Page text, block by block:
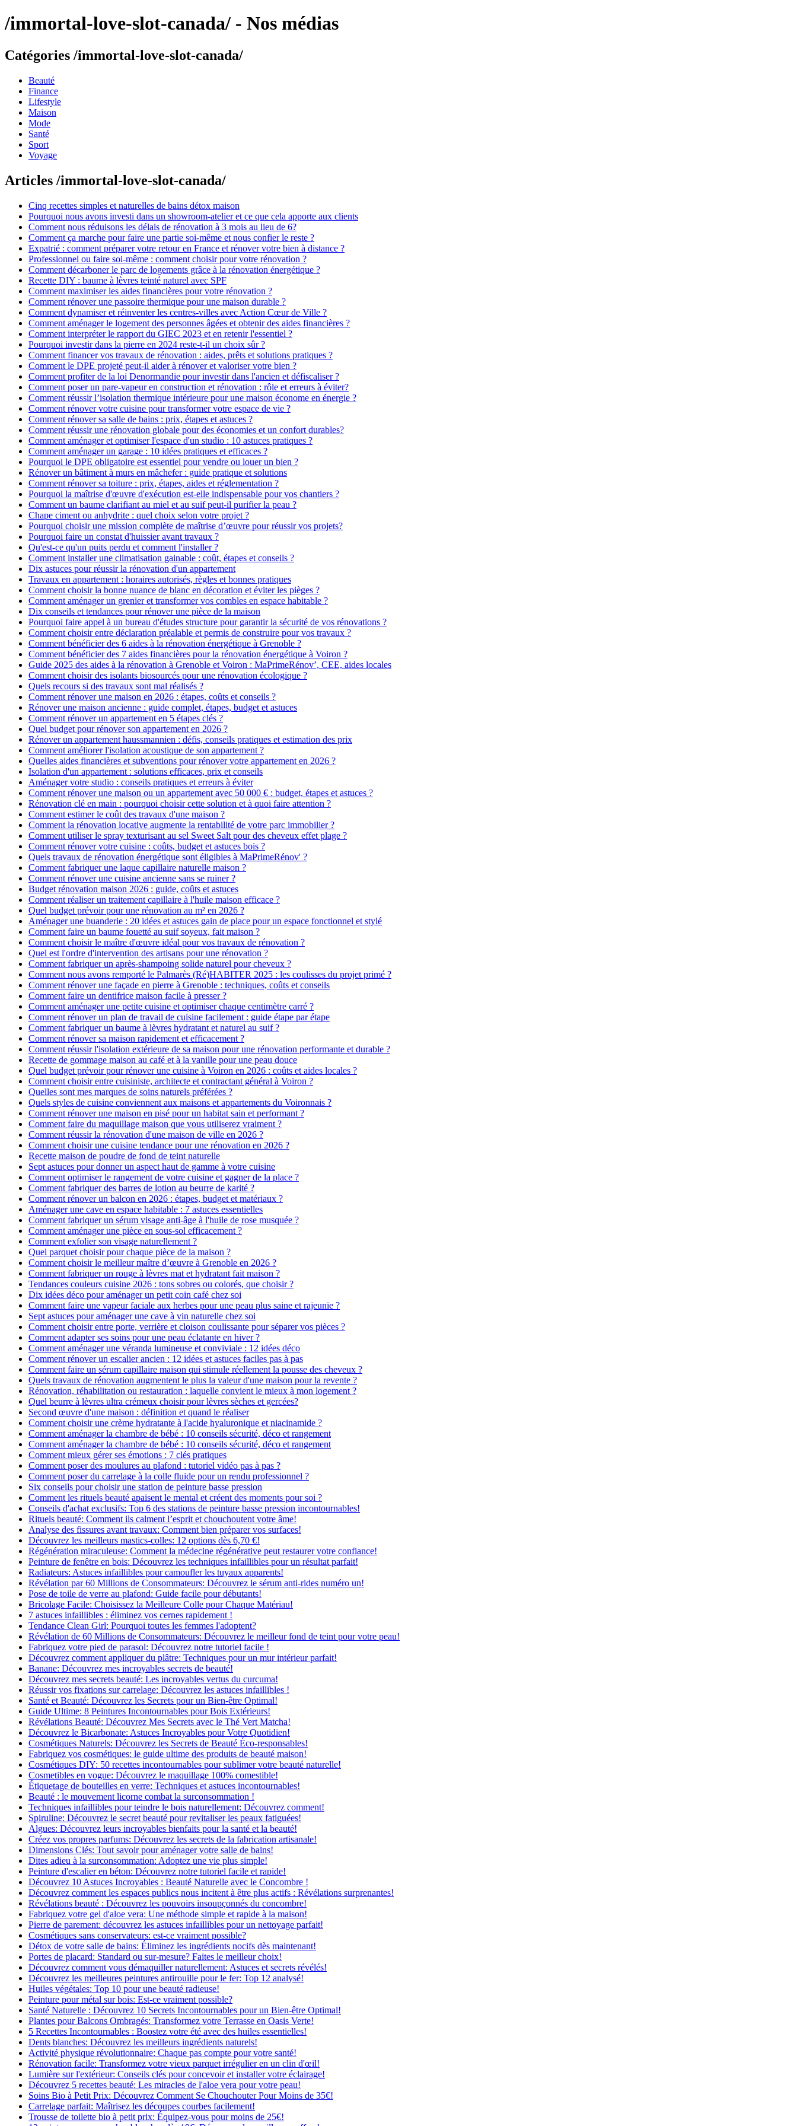
/immortal-love-slot-canada/ - Nos médias
Catégories /immortal-love-slot-canada/
Beauté
Finance
Lifestyle
Maison
Mode
Santé
Sport
Voyage
Articles /immortal-love-slot-canada/
Cinq recettes simples et naturelles de bains détox maison
Pourquoi nous avons investi dans un showroom-atelier et ce que cela apporte aux clients
Comment nous réduisons les délais de rénovation à 3 mois au lieu de 6?
Comment ça marche pour faire une partie soi-même et nous confier le reste ?
Expatrié : comment préparer votre retour en France et rénover votre bien à distance ?
Professionnel ou faire soi-même : comment choisir pour votre rénovation ?
Comment décarboner le parc de logements grâce à la rénovation énergétique ?
Recette DIY : baume à lèvres teinté naturel avec SPF
Comment maximiser les aides financières pour votre rénovation ?
Comment rénover une passoire thermique pour une maison durable ?
Comment dynamiser et réinventer les centres-villes avec Action Cœur de Ville ?
Comment aménager le logement des personnes âgées et obtenir des aides financières ?
Comment interpréter le rapport du GIEC 2023 et en retenir l'essentiel ?
Pourquoi investir dans la pierre en 2024 reste-t-il un choix sûr ?
Comment financer vos travaux de rénovation : aides, prêts et solutions pratiques ?
Comment le DPE projeté peut-il aider à rénover et valoriser votre bien ?
Comment profiter de la loi Denormandie pour investir dans l'ancien et défiscaliser ?
Comment poser un pare-vapeur en construction et rénovation : rôle et erreurs à éviter?
Comment réussir l’isolation thermique intérieure pour une maison économe en énergie ?
Comment rénover votre cuisine pour transformer votre espace de vie ?
Comment rénover sa salle de bains : prix, étapes et astuces ?
Comment réussir une rénovation globale pour des économies et un confort durables?
Comment aménager et optimiser l'espace d'un studio : 10 astuces pratiques ?
Comment aménager un garage : 10 idées pratiques et efficaces ?
Pourquoi le DPE obligatoire est essentiel pour vendre ou louer un bien ?
Rénover un bâtiment à murs en mâchefer : guide pratique et solutions
Comment rénover sa toiture : prix, étapes, aides et réglementation ?
Pourquoi la maîtrise d'œuvre d'exécution est-elle indispensable pour vos chantiers ?
Comment un baume clarifiant au miel et au suif peut-il purifier la peau ?
Chape ciment ou anhydrite : quel choix selon votre projet ?
Pourquoi choisir une mission complète de maîtrise d’œuvre pour réussir vos projets?
Pourquoi faire un constat d'huissier avant travaux ?
Qu'est-ce qu'un puits perdu et comment l'installer ?
Comment installer une climatisation gainable : coût, étapes et conseils ?
Dix astuces pour réussir la rénovation d'un appartement
Travaux en appartement : horaires autorisés, règles et bonnes pratiques
Comment choisir la bonne nuance de blanc en décoration et éviter les pièges ?
Comment aménager un grenier et transformer vos combles en espace habitable ?
Dix conseils et tendances pour rénover une pièce de la maison
Pourquoi faire appel à un bureau d'études structure pour garantir la sécurité de vos rénovations ?
Comment choisir entre déclaration préalable et permis de construire pour vos travaux ?
Comment bénéficier des 6 aides à la rénovation énergétique à Grenoble ?
Comment bénéficier des 7 aides financières pour la rénovation énergétique à Voiron ?
Guide 2025 des aides à la rénovation à Grenoble et Voiron : MaPrimeRénov’, CEE, aides locales
Comment choisir des isolants biosourcés pour une rénovation écologique ?
Quels recours si des travaux sont mal réalisés ?
Comment rénover une maison en 2026 : étapes, coûts et conseils ?
Rénover une maison ancienne : guide complet, étapes, budget et astuces
Comment rénover un appartement en 5 étapes clés ?
Quel budget pour rénover son appartement en 2026 ?
Rénover un appartement haussmannien : défis, conseils pratiques et estimation des prix
Comment améliorer l'isolation acoustique de son appartement ?
Quelles aides financières et subventions pour rénover votre appartement en 2026 ?
Isolation d'un appartement : solutions efficaces, prix et conseils
Aménager votre studio : conseils pratiques et erreurs à éviter
Comment rénover une maison ou un appartement avec 50 000 € : budget, étapes et astuces ?
Rénovation clé en main : pourquoi choisir cette solution et à quoi faire attention ?
Comment estimer le coût des travaux d'une maison ?
Comment la rénovation locative augmente la rentabilité de votre parc immobilier ?
Comment utiliser le spray texturisant au sel Sweet Salt pour des cheveux effet plage ?
Comment rénover votre cuisine : coûts, budget et astuces bois ?
Quels travaux de rénovation énergétique sont éligibles à MaPrimeRénov' ?
Comment fabriquer une laque capillaire naturelle maison ?
Comment rénover une cuisine ancienne sans se ruiner ?
Budget rénovation maison 2026 : guide, coûts et astuces
Comment réaliser un traitement capillaire à l'huile maison efficace ?
Quel budget prévoir pour une rénovation au m² en 2026 ?
Aménager une buanderie : 20 idées et astuces gain de place pour un espace fonctionnel et stylé
Comment faire un baume fouetté au suif soyeux, fait maison ?
Comment choisir le maître d'œuvre idéal pour vos travaux de rénovation ?
Quel est l'ordre d'intervention des artisans pour une rénovation ?
Comment fabriquer un après-shampoing solide naturel pour cheveux ?
Comment nous avons remporté le Palmarès (Ré)HABITER 2025 : les coulisses du projet primé ?
Comment rénover une façade en pierre à Grenoble : techniques, coûts et conseils
Comment faire un dentifrice maison facile à presser ?
Comment aménager une petite cuisine et optimiser chaque centimètre carré ?
Comment rénover un plan de travail de cuisine facilement : guide étape par étape
Comment fabriquer un baume à lèvres hydratant et naturel au suif ?
Comment rénover sa maison rapidement et efficacement ?
Comment réussir l'isolation extérieure de sa maison pour une rénovation performante et durable ?
Recette de gommage maison au café et à la vanille pour une peau douce
Quel budget prévoir pour rénover une cuisine à Voiron en 2026 : coûts et aides locales ?
Comment choisir entre cuisiniste, architecte et contractant général à Voiron ?
Quelles sont mes marques de soins naturels préférées ?
Quels styles de cuisine conviennent aux maisons et appartements du Voironnais ?
Comment rénover une maison en pisé pour un habitat sain et performant ?
Comment faire du maquillage maison que vous utiliserez vraiment ?
Comment réussir la rénovation d'une maison de ville en 2026 ?
Comment choisir une cuisine tendance pour une rénovation en 2026 ?
Recette maison de poudre de fond de teint naturelle
Sept astuces pour donner un aspect haut de gamme à votre cuisine
Comment optimiser le rangement de votre cuisine et gagner de la place ?
Comment fabriquer des barres de lotion au beurre de karité ?
Comment rénover un balcon en 2026 : étapes, budget et matériaux ?
Aménager une cave en espace habitable : 7 astuces essentielles
Comment fabriquer un sérum visage anti-âge à l'huile de rose musquée ?
Comment aménager une pièce en sous-sol efficacement ?
Comment exfolier son visage naturellement ?
Quel parquet choisir pour chaque pièce de la maison ?
Comment choisir le meilleur maître d’œuvre à Grenoble en 2026 ?
Comment fabriquer un rouge à lèvres mat et hydratant fait maison ?
Tendances couleurs cuisine 2026 : tons sobres ou colorés, que choisir ?
Dix idées déco pour aménager un petit coin café chez soi
Comment faire une vapeur faciale aux herbes pour une peau plus saine et rajeunie ?
Sept astuces pour aménager une cave à vin naturelle chez soi
Comment choisir entre porte, verrière et cloison coulissante pour séparer vos pièces ?
Comment adapter ses soins pour une peau éclatante en hiver ?
Comment aménager une véranda lumineuse et conviviale : 12 idées déco
Comment rénover un escalier ancien : 12 idées et astuces faciles pas à pas
Comment faire un sérum capillaire maison qui stimule réellement la pousse des cheveux ?
Quels travaux de rénovation augmentent le plus la valeur d'une maison pour la revente ?
Rénovation, réhabilitation ou restauration : laquelle convient le mieux à mon logement ?
Quel beurre à lèvres ultra crémeux choisir pour lèvres sèches et gercées?
Second œuvre d'une maison : définition et quand le réaliser
Comment choisir une crème hydratante à l'acide hyaluronique et niacinamide ?
Comment aménager la chambre de bébé : 10 conseils sécurité, déco et rangement
Comment aménager la chambre de bébé : 10 conseils sécurité, déco et rangement
Comment mieux gérer ses émotions : 7 clés pratiques
Comment poser des moulures au plafond : tutoriel vidéo pas à pas ?
Comment poser du carrelage à la colle fluide pour un rendu professionnel ?
Six conseils pour choisir une station de peinture basse pression
Comment les rituels beauté apaisent le mental et créent des moments pour soi ?
Conseils d'achat exclusifs: Top 6 des stations de peinture basse pression incontournables!
Rituels beauté: Comment ils calment l’esprit et chouchoutent votre âme!
Analyse des fissures avant travaux: Comment bien préparer vos surfaces!
Découvrez les meilleurs mastics-colles: 12 options dès 6,70 €!
Régénération miraculeuse: Comment la médecine régénérative peut restaurer votre confiance!
Peinture de fenêtre en bois: Découvrez les techniques infaillibles pour un résultat parfait!
Radiateurs: Astuces infaillibles pour camoufler les tuyaux apparents!
Révélation par 60 Millions de Consommateurs: Découvrez le sérum anti-rides numéro un!
Pose de toile de verre au plafond: Guide facile pour débutants!
Bricolage Facile: Choisissez la Meilleure Colle pour Chaque Matériau!
7 astuces infaillibles : éliminez vos cernes rapidement !
Tendance Clean Girl: Pourquoi toutes les femmes l'adoptent?
Révélation de 60 Millions de Consommateurs: Découvrez le meilleur fond de teint pour votre peau!
Fabriquez votre pied de parasol: Découvrez notre tutoriel facile !
Découvrez comment appliquer du plâtre: Techniques pour un mur intérieur parfait!
Banane: Découvrez mes incroyables secrets de beauté!
Découvrez mes secrets beauté: Les incroyables vertus du curcuma!
Réussir vos fixations sur carrelage: Découvrez les astuces infaillibles !
Santé et Beauté: Découvrez les Secrets pour un Bien-être Optimal!
Guide Ultime: 8 Peintures Incontournables pour Bois Extérieurs!
Révélations Beauté: Découvrez Mes Secrets avec le Thé Vert Matcha!
Découvrez le Bicarbonate: Astuces Incroyables pour Votre Quotidien!
Cosmétiques Naturels: Découvrez les Secrets de Beauté Éco-responsables!
Fabriquez vos cosmétiques: le guide ultime des produits de beauté maison!
Cosmétiques DIY: 50 recettes incontournables pour sublimer votre beauté naturelle!
Cosmetibles en vogue: Découvrez le maquillage 100% comestible!
Étiquetage de bouteilles en verre: Techniques et astuces incontournables!
Beauté : le mouvement licorne combat la surconsommation !
Techniques infaillibles pour teindre le bois naturellement: Découvrez comment!
Spiruline: Découvrez le secret beauté pour revitaliser les peaux fatiguées!
Algues: Découvrez leurs incroyables bienfaits pour la santé et la beauté!
Créez vos propres parfums: Découvrez les secrets de la fabrication artisanale!
Dimensions Clés: Tout savoir pour aménager votre salle de bains!
Dites adieu à la surconsommation: Adoptez une vie plus simple!
Peinture d'escalier en béton: Découvrez notre tutoriel facile et rapide!
Découvrez 10 Astuces Incroyables : Beauté Naturelle avec le Concombre !
Découvrez comment les espaces publics nous incitent à être plus actifs : Révélations surprenantes!
Révélations beauté : Découvrez les pouvoirs insoupçonnés du concombre!
Fabriquez votre gel d'aloe vera: Une méthode simple et rapide à la maison!
Pierre de parement: découvrez les astuces infaillibles pour un nettoyage parfait!
Cosmétiques sans conservateurs: est-ce vraiment possible?
Détox de votre salle de bains: Éliminez les ingrédients nocifs dès maintenant!
Portes de placard: Standard ou sur-mesure? Faites le meilleur choix!
Découvrez comment vous démaquiller naturellement: Astuces et secrets révélés!
Découvrez les meilleures peintures antirouille pour le fer: Top 12 analysé!
Huiles végétales: Top 10 pour une beauté radieuse!
Peinture pour métal sur bois: Est-ce vraiment possible?
Santé Naturelle : Découvrez 10 Secrets Incontournables pour un Bien-être Optimal!
Plantes pour Balcons Ombragés: Transformez votre Terrasse en Oasis Verte!
5 Recettes Incontournables : Boostez votre été avec des huiles essentielles!
Dents blanches: Découvrez les meilleurs ingrédients naturels!
Activité physique révolutionnaire: Chaque pas compte pour votre santé!
Rénovation facile: Transformez votre vieux parquet irrégulier en un clin d'œil!
Lumière sur l'extérieur: Conseils clés pour concevoir et installer votre éclairage!
Découvrez 5 recettes beauté: Les miracles de l'aloe vera pour votre peau!
Soins Bio à Petit Prix: Découvrez Comment Se Chouchouter Pour Moins de 35€!
Carrelage parfait: Maîtrisez les découpes courbes facilement!
Trousse de toilette bio à petit prix: Équipez-vous pour moins de 25€!